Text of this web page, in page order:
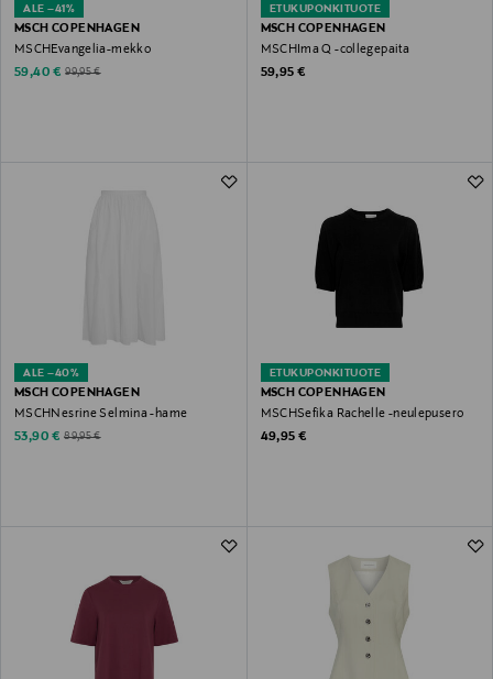
ALE –41%
MSCH COPENHAGEN
MSCHEvangelia-mekko
Discounted Price
59,40 € Original Price
99,95 €
ETUKUPONKITUOTE
MSCH COPENHAGEN
MSCHIma Q -collegepaita
Original Price
59,95 €
ALE –40%
MSCH COPENHAGEN
MSCHNesrine Selmina -hame
Discounted Price
53,90 € Original Price
89,95 €
ETUKUPONKITUOTE
MSCH COPENHAGEN
MSCHSefika Rachelle -neulepusero
Original Price
49,95 €